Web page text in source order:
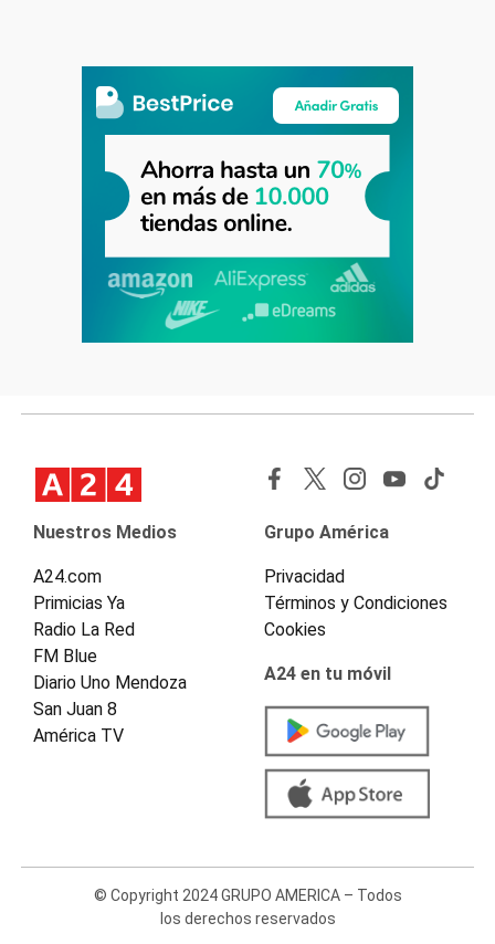
Nuestros Medios
A24.com
Primicias Ya
Radio La Red
FM Blue
Diario Uno Mendoza
San Juan 8
América TV
Grupo América
Privacidad
Términos y Condiciones
Cookies
A24 en tu móvil
© Copyright 2024 GRUPO AMERICA – Todos
los derechos reservados